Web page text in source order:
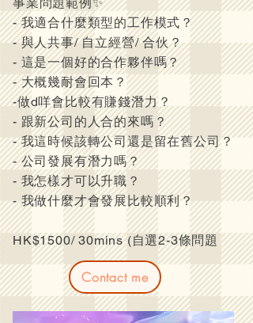
- 我適合什麼類型的工作模式？
- 與人共事/ 自立經營/ 合伙？
- 這是一個好的合作夥伴嗎？
- 大概幾耐會回本？
-做d咩會比較有賺錢潛力？
- 跟新公司的人合的來嗎？
- 我這時候該轉公司還是留在舊公司？
- 公司發展有潛力嗎？
- 我怎樣才可以升職？
- 我做什麼才會發展比較順利？
HK$1500/ 30mins (自選2-3條問題
Contact me